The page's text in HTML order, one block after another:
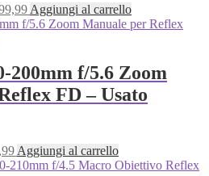
Il
prezzo
€899,99.
Aggiungi al carrello
200mm f/5.6 Zoom
FD – Usato
Il
prezzo
Aggiungi al carrello